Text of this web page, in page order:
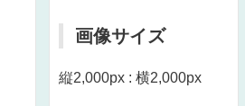
画像サイズ
縦2,000px : 横2,000px